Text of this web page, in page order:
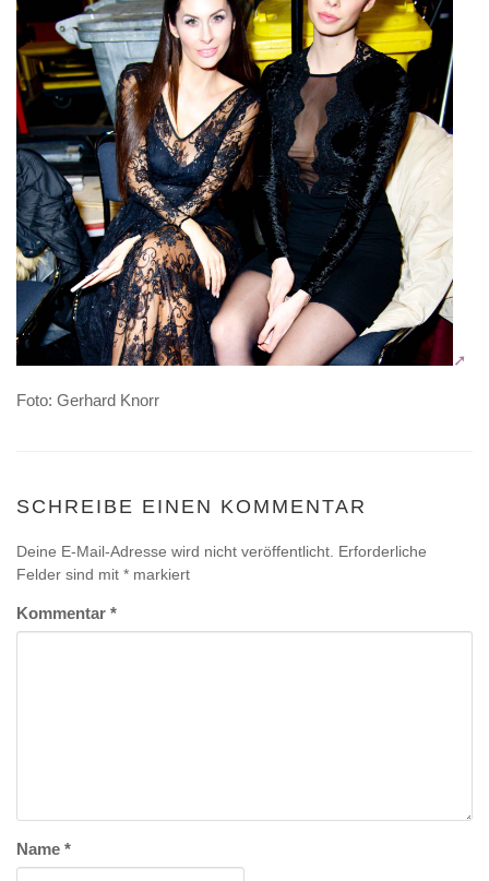
Foto: Gerhard Knorr
SCHREIBE EINEN KOMMENTAR
Deine E-Mail-Adresse wird nicht veröffentlicht. Erforderliche
Felder sind mit * markiert
Kommentar *
Name *